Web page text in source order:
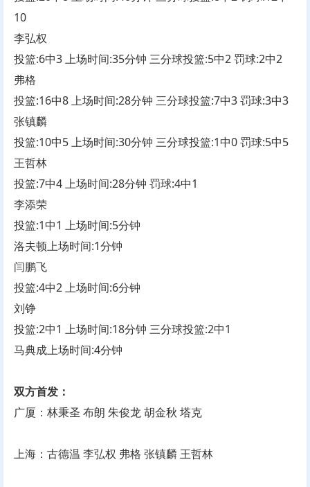
10
李弘权
投篮:6中3 上场时间:35分钟 三分球投篮:5中2 罚球:2中2
弗格
投篮:16中8 上场时间:28分钟 三分球投篮:7中3 罚球:3中3
张镇麟
投篮:10中5 上场时间:30分钟 三分球投篮:1中0 罚球:5中5
王哲林
投篮:7中4 上场时间:28分钟 罚球:4中1
李添荣
投篮:1中1 上场时间:5分钟
洛夫顿上场时间:1分钟
闫鹏飞
投篮:4中2 上场时间:6分钟
刘铮
投篮:2中1 上场时间:18分钟 三分球投篮:2中1
马典成上场时间:4分钟
双方首发：
广厦：林秉圣 布朗 朱俊龙 胡金秋 塔克
上海：古德温 李弘权 弗格 张镇麟 王哲林